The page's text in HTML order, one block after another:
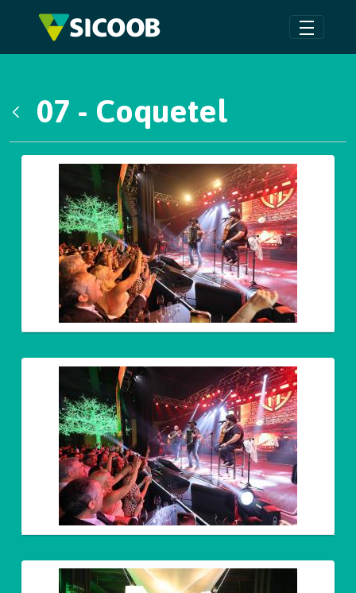
Pular para o Conteúdo principal
07 - Coquetel
Galeria de Mídias